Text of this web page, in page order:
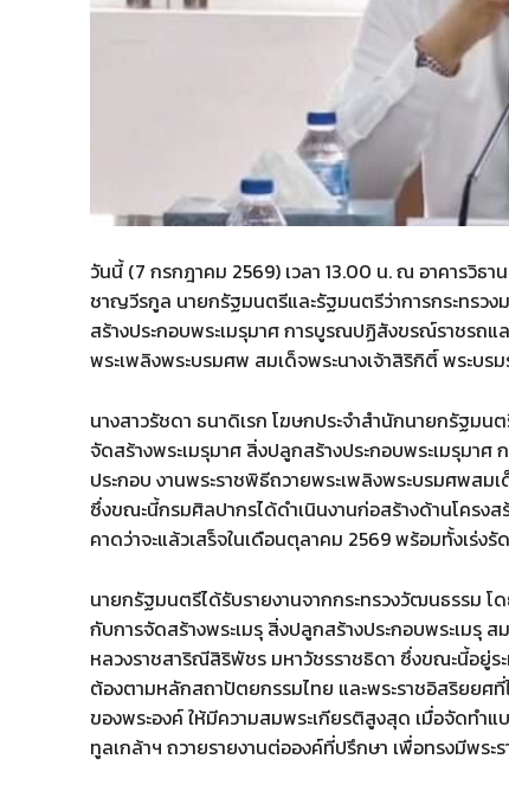
วันนี้ (7 กรกฎาคม 2569) เวลา 13.00 น. ณ อาคารวิ
ชาญวีรกูล นายกรัฐมนตรีและรัฐมนตรีว่าการกระทรว
สร้างประกอบพระเมรุมาศ การบูรณปฏิสังขรณ์ราชรถแ
พระเพลิงพระบรมศพ สมเด็จพระนางเจ้าสิริกิติ์ พระบ
นางสาวรัชดา ธนาดิเรก โฆษกประจำสำนักนายกรัฐม
จัดสร้างพระเมรุมาศ สิ่งปลูกสร้างประกอบพระเมรุมา
ประกอบ งานพระราชพิธีถวายพระเพลิงพระบรมศพส
ซึ่งขณะนี้กรมศิลปากรได้ดำเนินงานก่อสร้างด้านโครง
คาดว่าจะแล้วเสร็จในเดือนตุลาคม 2569 พร้อมทั้งเร่ง
นายกรัฐมนตรีได้รับรายงานจากกระทรวงวัฒนธรรม
กับการจัดสร้างพระเมรุ สิ่งปลูกสร้างประกอบพระเมรุ
หลวงราชสาริณีสิริพัชร มหาวัชรราชธิดา ซึ่งขณะนี้อยู่ร
ต้องตามหลักสถาปัตยกรรมไทย และพระราชอิสริยยศ
ของพระองค์ ให้มีความสมพระเกียรติสูงสุด เมื่อจัดทำแ
ทูลเกล้าฯ ถวายรายงานต่อองค์ที่ปรึกษา เพื่อทรงมีพระ